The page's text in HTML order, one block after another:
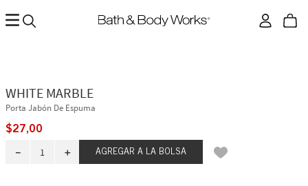
WHITE MARBLE
Porta Jabón De Espuma
$27,00
＋
－ AGREGAR A LA BOLSA